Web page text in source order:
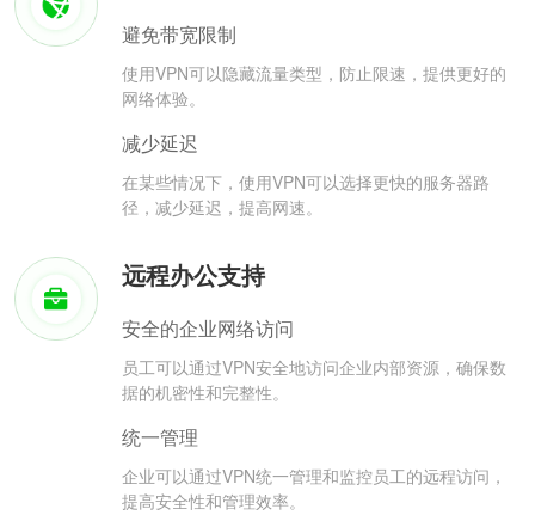
避免带宽限制
使用VPN可以隐藏流量类型，防止限速，提供更好的
网络体验。
减少延迟
在某些情况下，使用VPN可以选择更快的服务器路
径，减少延迟，提高网速。
远程办公支持
安全的企业网络访问
员工可以通过VPN安全地访问企业内部资源，确保数
据的机密性和完整性。
统一管理
企业可以通过VPN统一管理和监控员工的远程访问，
提高安全性和管理效率。